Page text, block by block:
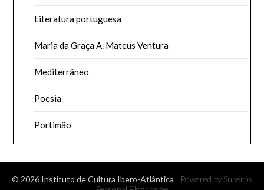
Literatura portuguesa
Maria da Graça A. Mateus Ventura
Mediterrâneo
Poesia
Portimão
© 2026 Instituto de Cultura Ibero-Atlântica | Powered by Superbs